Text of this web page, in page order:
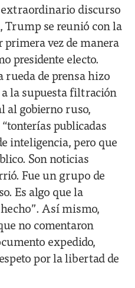
discurso
Trump se reunió con la
primera vez de manera
presidente electo.
rueda de prensa hizo
la supuesta filtración
al gobierno ruso,
publicadas
inteligencia, pero que
Son noticias
Fue un grupo de
Es algo que la
Así mismo,
no comentaron
expedido,
por la libertad de